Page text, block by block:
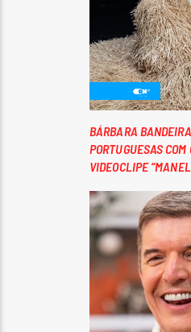
BÁRBARA
PORTUGUESAS COM
VIDEOCLIPE